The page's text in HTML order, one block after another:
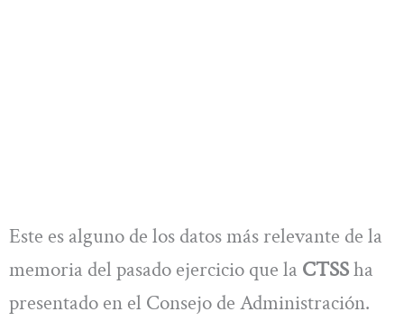
Este es alguno de los datos más relevante de la
memoria del pasado ejercicio que la CTSSha
presentado en el Consejo de Administración.